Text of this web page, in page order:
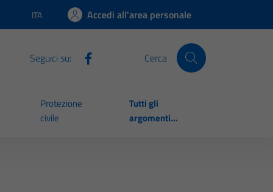
Lingua attiva:
ITA Accedi all'area personale
Seguici su: Cerca
Protezione
civile
Tutti gli
argomenti...